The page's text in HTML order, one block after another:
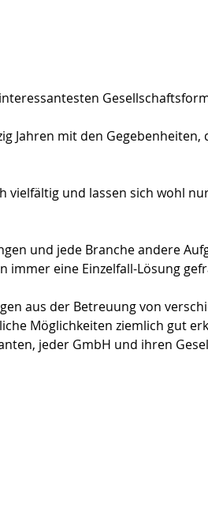
Jahren mit den
vielfältig und lassen sich wohl
und jede Branche andere
immer eine Einzelfall-Lösung
aus der Betreuung von
Möglichkeiten ziemlich gut
jeder GmbH und ihren